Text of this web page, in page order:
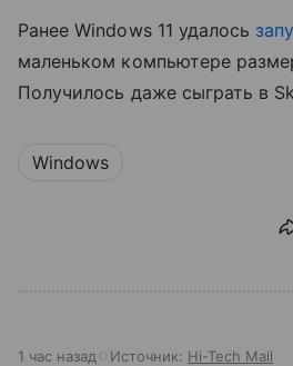
Ранее Windows 11 удалось
маленьком компьютере
Получилось даже сыграть в
Windows
1 час назад Источник: Hi-Tech Mail